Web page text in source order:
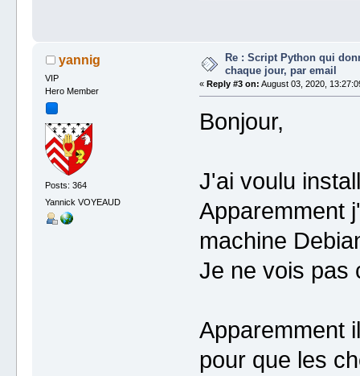
yannig
VIP
Hero Member
Posts: 364
Yannick VOYEAUD
Re : Script Python qui
chaque jour, par email
« Reply #3 on: August 03, 2020,
Bonjour,
J'ai voulu
Apparemment
machine
Je ne vois pas
Apparemment
pour que les